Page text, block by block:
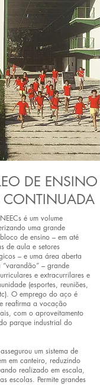
DE ENSINO
CONTINUADA
é um volume
uma grande
de ensino – em até
de aula e setores
– e uma área aberta
– grande
e extracurrilares e
(esportes, reuniões,
O emprego do aço é
reafirma a vocação
com o aproveitamento
parque industrial do
um sistema de
em canteiro, reduzindo
realizado em escala,
escolas. Permite grandes